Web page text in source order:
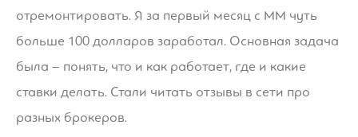
отремонтировать. Я за первый месяц с ММ чуть
больше 100 долларов заработал. Основная задача
была – понять, что и как работает, где и какие
ставки делать. Стали читать отзывы в сети про
разных брокеров.